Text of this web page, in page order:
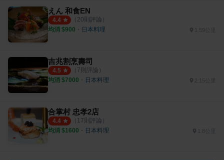
えん 和食EN
4.4 （ 20則評論）
均消 $900 ・ 日本料理 1.59公里
吉兆割烹壽司
4.5 （ 7則評論）
均消 $7000 ・ 日本料理 2.15公里
合掌村 忠孝2店
4.4 （ 17則評論）
均消 $1600 ・ 日本料理